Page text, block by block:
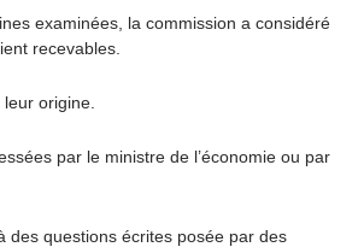
examinées, la commission a considéré
recevables.
origine.
par le ministre de l’économie ou par
des questions écrites posée par des